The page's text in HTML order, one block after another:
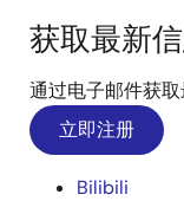
获取最新
通过电子邮件获取
立即注册
Bilibili